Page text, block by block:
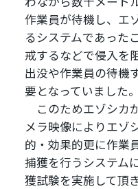
作業員が待機し、エ
るシステムであった
戒するなどで侵入を
出没や作業員の待機
要となっていました。
このためエゾシカ
メラ映像によりエゾ
的・効果的更に作業
捕獲を行うシステム
獲試験を実施して頂